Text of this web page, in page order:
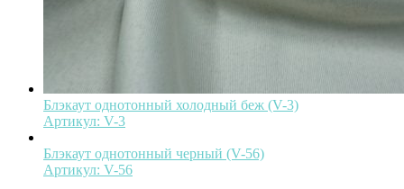
Блэкаут однотонный холодный беж (V-3)
Артикул: V-3
Блэкаут однотонный черный (V-56)
Артикул: V-56